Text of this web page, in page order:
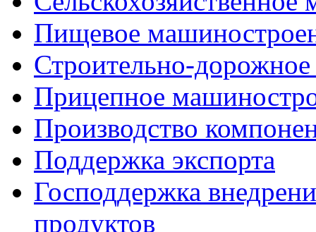
Пищевое
Строительно-
Прицепное
Производство
Поддержка экспорта
Господдержка
продуктов